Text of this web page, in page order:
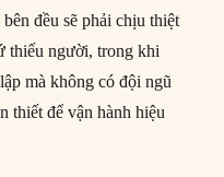
đều sẽ phải chịu thiệt
thiếu người, trong khi
mà không có đội ngũ
thiết để vận hành hiệu